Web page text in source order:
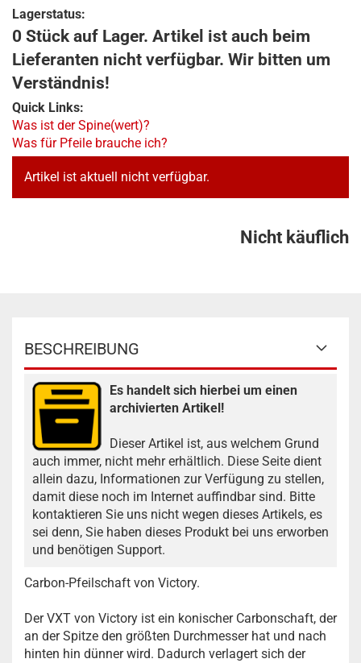
Lagerstatus:
0 Stück auf Lager. Artikel ist auch beim
Lieferanten nicht verfügbar. Wir bitten um
Verständnis!
Quick Links:
Was ist der Spine(wert)?
Was für Pfeile brauche ich?
Artikel ist aktuell nicht verfügbar.
Nicht käuflich
BESCHREIBUNG
Es handelt sich hierbei um einen
archivierten Artikel!
Dieser Artikel ist, aus welchem Grund
auch immer, nicht mehr erhältlich. Diese Seite dient
allein dazu, Informationen zur Verfügung zu stellen,
damit diese noch im Internet auffindbar sind. Bitte
kontaktieren Sie uns nicht wegen dieses Artikels, es
sei denn, Sie haben dieses Produkt bei uns erworben
und benötigen Support.
Carbon-Pfeilschaft von Victory.
Der VXT von Victory ist ein konischer Carbonschaft, der
an der Spitze den größten Durchmesser hat und nach
hinten hin dünner wird. Dadurch verlagert sich der